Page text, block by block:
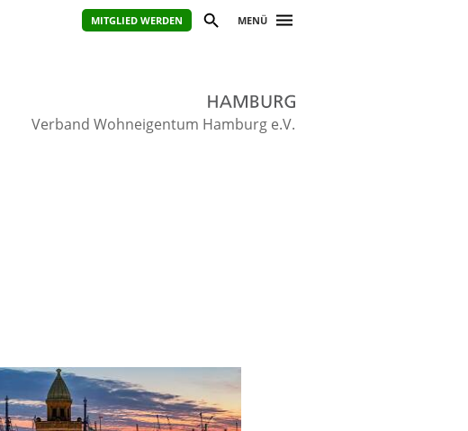
MITGLIED WERDEN MENÜ
Verband Wohneigentum Hamburg e.V.